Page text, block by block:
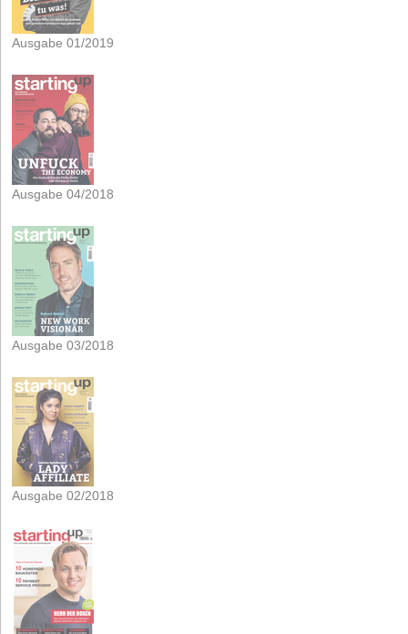
Ausgabe 01/2019
Ausgabe 04/2018
Ausgabe 03/2018
Ausgabe 02/2018